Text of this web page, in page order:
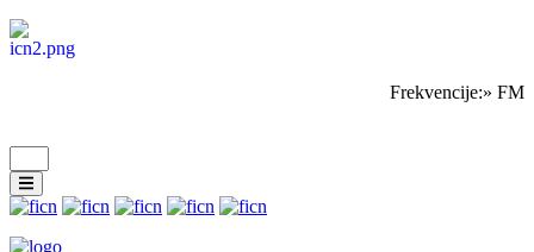
Frekvencije:» FM